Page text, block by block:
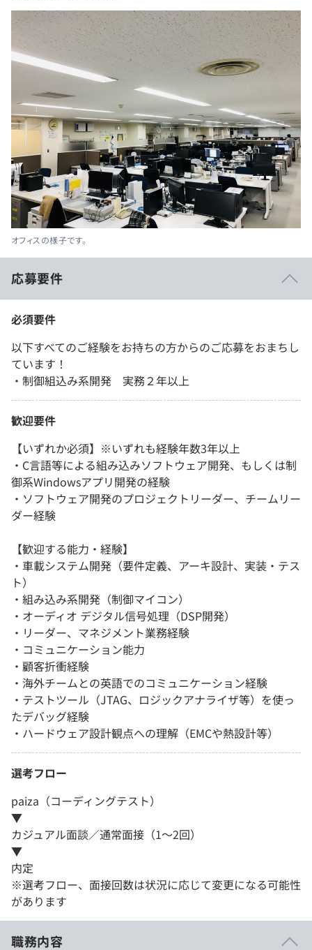
オフィスの様子です。
応募要件
必須要件
以下すべてのご経験をお持ちの方からのご応募をおまちし
ています！
・制御組込み系開発 実務２年以上
歓迎要件
【いずれか必須】※いずれも経験年数3年以上
・C言語等による組み込みソフトウェア開発、もしくは制
御系Windowsアプリ開発の経験
・ソフトウェア開発のプロジェクトリーダー、チームリー
ダー経験
【歓迎する能力・経験】
・車載システム開発（要件定義、アーキ設計、実装・テス
ト）
・組み込み系開発（制御マイコン）
・オーディオ デジタル信号処理（DSP開発）
・リーダー、マネジメント業務経験
・コミュニケーション能力
・顧客折衝経験
・海外チームとの英語でのコミュニケーション経験
・テストツール（JTAG、ロジックアナライザ等）を使っ
たデバッグ経験
・ハードウェア設計観点への理解（EMCや熱設計等）
選考フロー
paiza（コーディングテスト）
▼
カジュアル面談／通常面接（1～2回）
▼
内定
※選考フロー、面接回数は状況に応じて変更になる可能性
があります
職務内容